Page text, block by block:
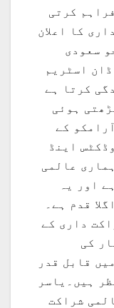
کرتی
کا اعلان
جو سعودی
اسٹریم
کرتا ہے
ہوئی
کے
اینڈ
عالمی
اور یہ
قدم ہے۔
داری کے
کی
قابل قدر
ہیں۔یاسر
شراکت